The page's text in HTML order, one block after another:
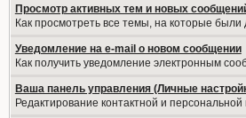
Просмотр активных тем и новых
Как просмотреть все темы, на которые
Уведомление на е-mail о новом сообщении
Как получить уведомление электронным
Ваша панель управления (Личные
Редактирование контактной и